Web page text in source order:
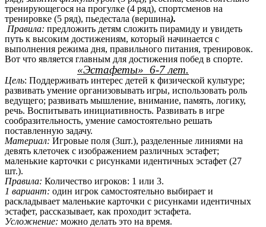
тренирующегося на прогулке (4 ряд), спортсменов на
тренировке (5 ряд), пьедестала (вершина).
Правила: предложить детям сложить пирамиду и увидеть
путь к высоким достижениям, который начинается с
выполнения режима дня, правильного питания, тренировок.
Вот что является главным для достижения побед в спорте.
«Эстафеты» 6-7 лет.
Цель: Поддерживать интерес детей к физической культуре;
развивать умение организовывать игры, использовать роль
ведущего; развивать мышление, внимание, память, логику,
речь. Воспитывать инициативность. Развивать в игре
сообразительность, умение самостоятельно решать
поставленную задачу.
Материал: Игровые поля (3шт.), разделенные линиями на
девять клеточек с изображением различных эстафет;
маленькие карточки с рисунками идентичных эстафет (27
шт.).
Правила: Количество игроков: 1 или 3.
1 вариант: один игрок самостоятельно выбирает и
раскладывает маленькие карточки с рисунками идентичных
эстафет, рассказывает, как проходит эстафета.
Усложнение: можно делать это на время.